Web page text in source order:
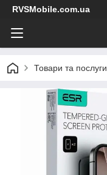
RVSMobile.com.ua
Товари та послуги